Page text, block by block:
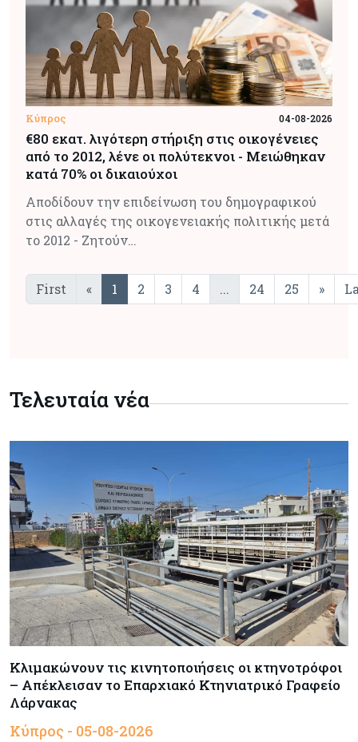
Κύπρος 04-08-2026
€80 εκατ. λιγότερη στήριξη στις οικογένειες
από το 2012, λένε οι πολύτεκνοι - Μειώθηκαν
κατά 70% οι δικαιούχοι
Αποδίδουν την επιδείνωση του δημογραφικού
στις αλλαγές της οικογενειακής πολιτικής μετά
το 2012 - Ζητούν…
First « 1 2 3 4 ... 24 25 »
Τελευταία νέα
Κλιμακώνουν τις κινητοποιήσεις οι κτηνοτρόφοι
– Απέκλεισαν το Επαρχιακό Κτηνιατρικό Γραφείο
Λάρνακας
Κύπρος - 05-08-2026